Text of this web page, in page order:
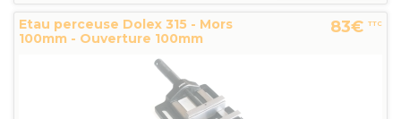
Etau perceuse Dolex 315 - Mors
100mm - Ouverture 100mm
83€ TTC